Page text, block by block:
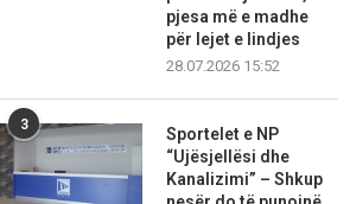
pjesa më e madhe
për lejet e lindjes
28.07.2026 15:52
3
Sportelet e NP
“Ujësjellësi dhe
Kanalizimi” – Shkup